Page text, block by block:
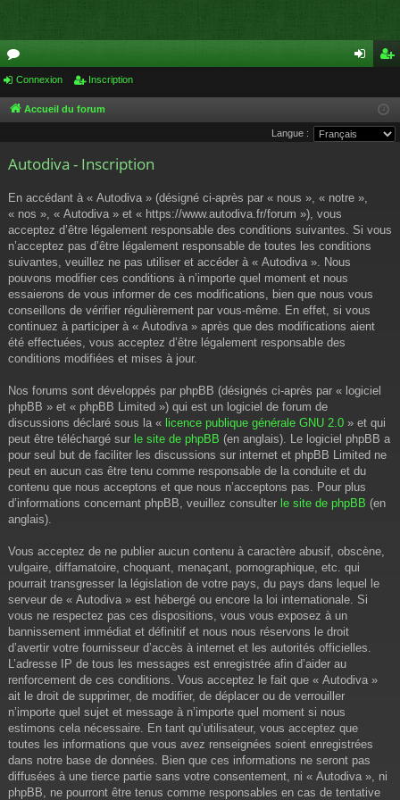
or
u
s
cri
pti
Connexion Inscription
Accueil du forum
Langue :
Autodiva - Inscription
En accédant à « Autodiva » (désigné ci-après par « nous », « notre »,
« nos », « Autodiva » et « https://www.autodiva.fr/forum »), vous
acceptez d’être légalement responsable des conditions suivantes. Si vous
n’acceptez pas d’être légalement responsable de toutes les conditions
suivantes, veuillez ne pas utiliser et accéder à « Autodiva ». Nous
pouvons modifier ces conditions à n’importe quel moment et nous
essaierons de vous informer de ces modifications, bien que nous vous
conseillons de vérifier régulièrement par vous-même. En effet, si vous
continuez à participer à « Autodiva » après que des modifications aient
été effectuées, vous acceptez d’être légalement responsable des
conditions modifiées et mises à jour.
Nos forums sont développés par phpBB (désignés ci-après par « logiciel
phpBB » et « phpBB Limited ») qui est un logiciel de forum de
discussions déclaré sous la « licence publique générale GNU 2.0 » et qui
peut être téléchargé sur le site de phpBB (en anglais). Le logiciel phpBB a
pour seul but de faciliter les discussions sur internet et phpBB Limited ne
peut en aucun cas être tenu comme responsable de la conduite et du
contenu que nous acceptons et que nous n’acceptons pas. Pour plus
d’informations concernant phpBB, veuillez consulter le site de phpBB (en
anglais).
Vous acceptez de ne publier aucun contenu à caractère abusif, obscène,
vulgaire, diffamatoire, choquant, menaçant, pornographique, etc. qui
pourrait transgresser la législation de votre pays, du pays dans lequel le
serveur de « Autodiva » est hébergé ou encore la loi internationale. Si
vous ne respectez pas ces dispositions, vous vous exposez à un
bannissement immédiat et définitif et nous nous réservons le droit
d’avertir votre fournisseur d’accès à internet et les autorités officielles.
L’adresse IP de tous les messages est enregistrée afin d’aider au
renforcement de ces conditions. Vous acceptez le fait que « Autodiva »
ait le droit de supprimer, de modifier, de déplacer ou de verrouiller
n’importe quel sujet et message à n’importe quel moment si nous
estimons cela nécessaire. En tant qu’utilisateur, vous acceptez que
toutes les informations que vous avez renseignées soient enregistrées
dans notre base de données. Bien que ces informations ne seront pas
diffusées à une tierce partie sans votre consentement, ni « Autodiva », ni
phpBB, ne pourront être tenus comme responsables en cas de tentative